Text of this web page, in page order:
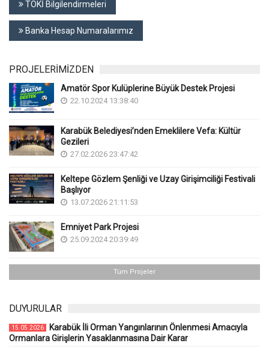
TOKİ Bilgilendirmeleri
Banka Hesap Numaralarımız
PROJELERİMİZDEN
Amatör Spor Kulüplerine Büyük Destek Projesi
22.10.2024 13:38:40
Karabük Belediyesi’nden Emeklilere Vefa: Kültür
Gezileri
27.02.2026 23:47:42
Keltepe Gözlem Şenliği ve Uzay Girişimciliği Festivali
Başlıyor
13.07.2026 21:11:53
Emniyet Park Projesi
25.09.2024 20:39:49
Tüm Projeler
DUYURULAR
15.05.2026
Karabük İli Orman Yangınlarının Önlenmesi Amacıyla
Ormanlara Girişlerin Yasaklanmasına Dair Karar